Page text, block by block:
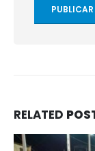
RELATED